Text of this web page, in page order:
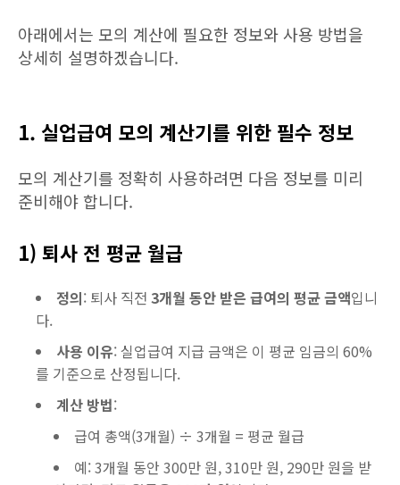
아래에서는 모의 계산에 필요한 정보와 사용 방법을
상세히 설명하겠습니다.
1. 실업급여 모의 계산기를 위한 필수 정보
모의 계산기를 정확히 사용하려면 다음 정보를 미리
준비해야 합니다.
1) 퇴사 전 평균 월급
정의: 퇴사 직전 3개월 동안 받은 급여의 평균 금액입니
다.
사용 이유: 실업급여 지급 금액은 이 평균 임금의 60%
를 기준으로 산정됩니다.
계산 방법:
급여 총액(3개월) ÷ 3개월 = 평균 월급
예: 3개월 동안 300만 원, 310만 원, 290만 원을 받